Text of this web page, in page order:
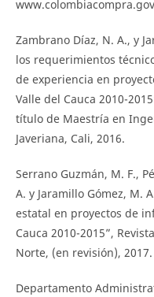
Zambrano Díaz, N. A., y
los requerimientos
de experiencia en
Valle del Cauca 2010-
título de Maestría en
Javeriana, Cali, 2016.
Serrano Guzmán, M. F.,
A. y Jaramillo Gómez, M.
estatal en proyectos de
Cauca 2010-2015”,
Norte, (en revisión), 2017.
Departamento